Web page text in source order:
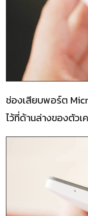
ช่องเสียบพอร์ต
ไว้ที่ด้านล่างของตัวเ